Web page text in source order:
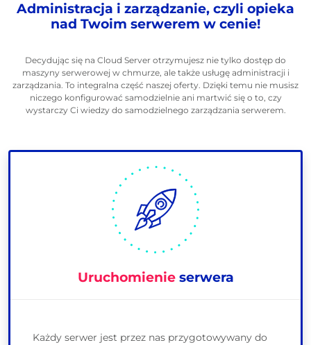
Administracja i zarządzanie, czyli opieka
nad Twoim serwerem w cenie!
Decydując się na Cloud Server otrzymujesz nie tylko dostęp do
maszyny serwerowej w chmurze, ale także usługę administracji i
zarządzania. To integralna część naszej oferty. Dzięki temu nie musisz
niczego konfigurować samodzielnie ani martwić się o to, czy
wystarczy Ci wiedzy do samodzielnego zarządzania serwerem.
Uruchomienieserwera
Każdy serwer jest przez nas przygotowywany do